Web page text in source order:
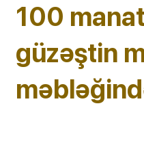
100
güzəştin